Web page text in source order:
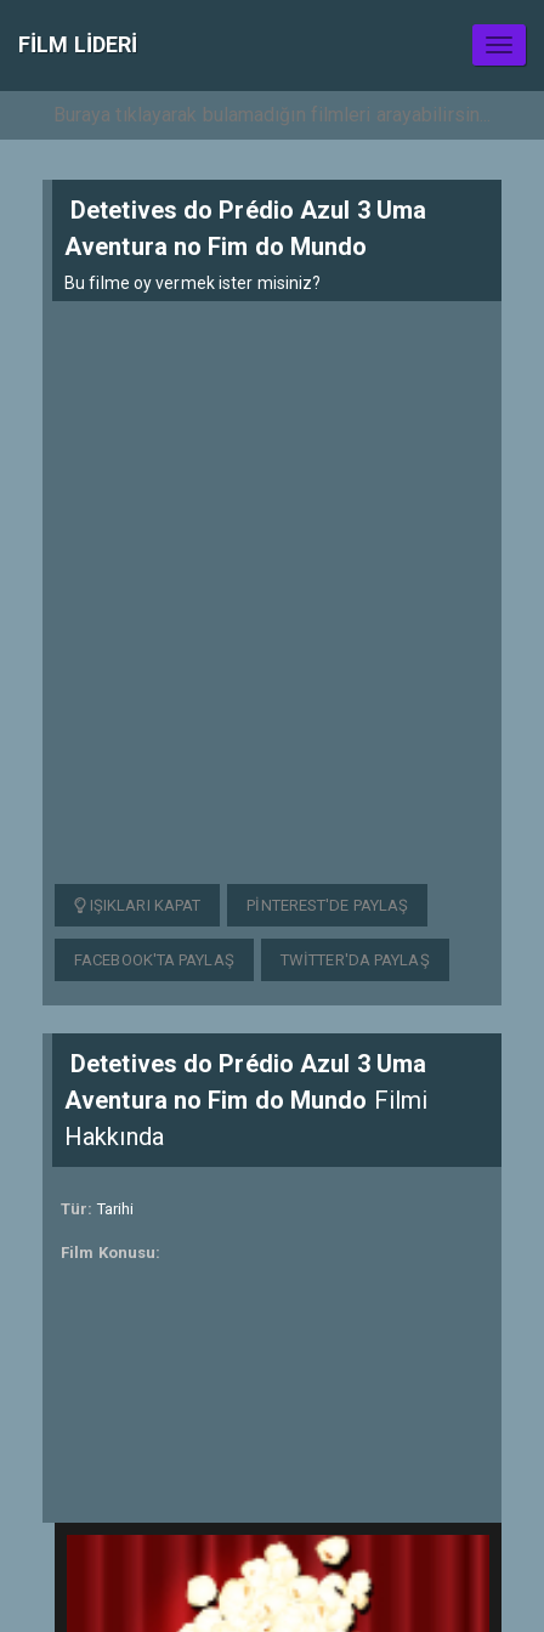
FILM LIDERI
Detetives do Prédio Azul 3 Uma
Aventura no Fim do Mundo
Bu filme oy vermek ister misiniz?
IŞIKLARI KAPAT PINTEREST'DE PAYLAŞ
FACEBOOK'TA PAYLAŞ TWITTER'DA PAYLAŞ
Detetives do Prédio Azul 3 Uma
Aventura no Fim do Mundo Filmi
Hakkında
Tür: Tarihi
Film Konusu: